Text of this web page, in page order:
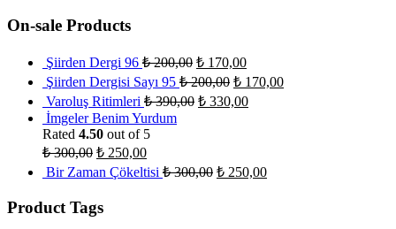
On-sale Products
Şiirden Dergi 96 ₺200,00 ₺ 170,00
Şiirden Dergisi Sayı 95 ₺200,00 ₺ 170,00
Varoluş Ritimleri ₺390,00 ₺ 330,00
İmgeler Benim Yurdum
Rated 4.50 out of 5
₺300,00 ₺ 250,00
Bir Zaman Çökeltisi ₺300,00 ₺ 250,00
Product Tags